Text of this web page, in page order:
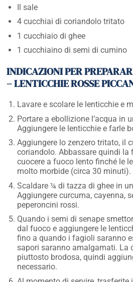
Il sale
4 cucchiai di coriandolo tritato
1 cucchiaio di ghee
1 cucchiaino di semi di cumino
INDICAZIONI PER
– LENTICCHIE ROSSE
Lavare e scolare le lenticchie e
Portare a ebollizione l’acqua in
Aggiungere le lenticchie e farle
Aggiungere lo zenzero tritato, il
coriandolo. Abbassare quindi la
cuocere a fuoco lento finché le
molto morbide (circa 30 minuti).
Scaldare ¼ di tazza di ghee in
Aggiungere curcuma, cayenna,
peperoncini rossi.
Quando i semi di senape
dal fuoco e aggiungere le
fino a quando i fagioli saranno
sapori saranno amalgamati. La
piuttosto brodosa, quindi
necessario.